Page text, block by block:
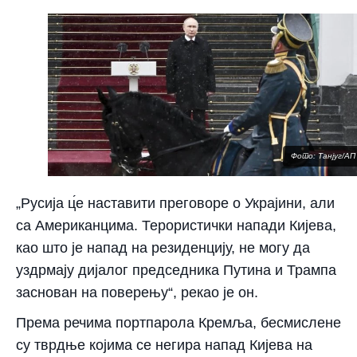
Фото: Танјуг/АП
„Русија ц́е наставити преговоре о Украјини, али
са Американцима. Терористички напади Кијева,
као што је напад на резиденцију, не могу да
уздрмају дијалог председника Путина и Трампа
заснован на поверењу“, рекао је он.
Према речима портпарола Кремља, бесмислене
су тврдње којима се негира напад Кијева на